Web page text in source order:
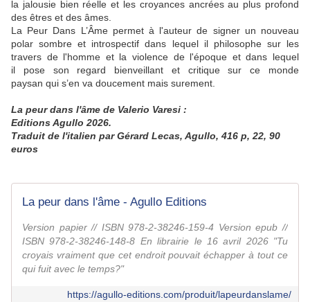
la jalousie bien réelle et les croyances ancrées au plus profond
des êtres et des âmes.
La Peur Dans L’Âme permet à l'auteur de signer un nouveau
polar sombre et introspectif dans lequel il philosophe sur les
travers de l'homme et la violence de l'époque et dans lequel
il pose son regard bienveillant et critique sur ce monde
paysan qui s’en va doucement mais surement.
La peur dans l'âme de Valerio Varesi :
Editions Agullo 2026.
Traduit de l'italien par Gérard Lecas, Agullo, 416 p, 22, 90
euros
La peur dans l'âme - Agullo Editions
Version papier // ISBN 978-2-38246-159-4 Version epub //
ISBN 978-2-38246-148-8 En librairie le 16 avril 2026 "Tu
croyais vraiment que cet endroit pouvait échapper à tout ce
qui fuit avec le temps?"
https://agullo-editions.com/produit/lapeurdanslame/